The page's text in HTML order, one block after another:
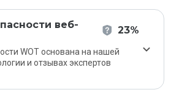
веб-
23%
WOT основана на нашей
и отзывах экспертов